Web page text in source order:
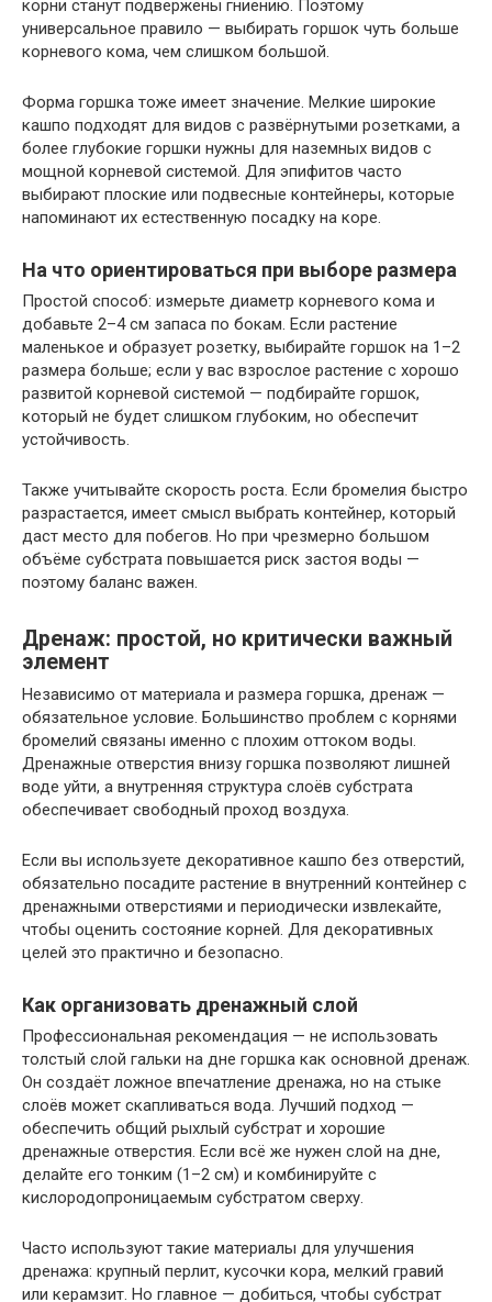
корни станут подвержены гниению. Поэтому
универсальное правило — выбирать горшок чуть больше
корневого кома, чем слишком большой.
Форма горшка тоже имеет значение. Мелкие широкие
кашпо подходят для видов с развёрнутыми розетками, а
более глубокие горшки нужны для наземных видов с
мощной корневой системой. Для эпифитов часто
выбирают плоские или подвесные контейнеры, которые
напоминают их естественную посадку на коре.
На что ориентироваться при выборе размера
Простой способ: измерьте диаметр корневого кома и
добавьте 2–4 см запаса по бокам. Если растение
маленькое и образует розетку, выбирайте горшок на 1–2
размера больше; если у вас взрослое растение с хорошо
развитой корневой системой — подбирайте горшок,
который не будет слишком глубоким, но обеспечит
устойчивость.
Также учитывайте скорость роста. Если бромелия быстро
разрастается, имеет смысл выбрать контейнер, который
даст место для побегов. Но при чрезмерно большом
объёме субстрата повышается риск застоя воды —
поэтому баланс важен.
Дренаж: простой, но критически важный
элемент
Независимо от материала и размера горшка, дренаж —
обязательное условие. Большинство проблем с корнями
бромелий связаны именно с плохим оттоком воды.
Дренажные отверстия внизу горшка позволяют лишней
воде уйти, а внутренняя структура слоёв субстрата
обеспечивает свободный проход воздуха.
Если вы используете декоративное кашпо без отверстий,
обязательно посадите растение в внутренний контейнер с
дренажными отверстиями и периодически извлекайте,
чтобы оценить состояние корней. Для декоративных
целей это практично и безопасно.
Как организовать дренажный слой
Профессиональная рекомендация — не использовать
толстый слой гальки на дне горшка как основной дренаж.
Он создаёт ложное впечатление дренажа, но на стыке
слоёв может скапливаться вода. Лучший подход —
обеспечить общий рыхлый субстрат и хорошие
дренажные отверстия. Если всё же нужен слой на дне,
делайте его тонким (1–2 см) и комбинируйте с
кислородопроницаемым субстратом сверху.
Часто используют такие материалы для улучшения
дренажа: крупный перлит, кусочки кора, мелкий гравий
или керамзит. Но главное — добиться, чтобы субстрат